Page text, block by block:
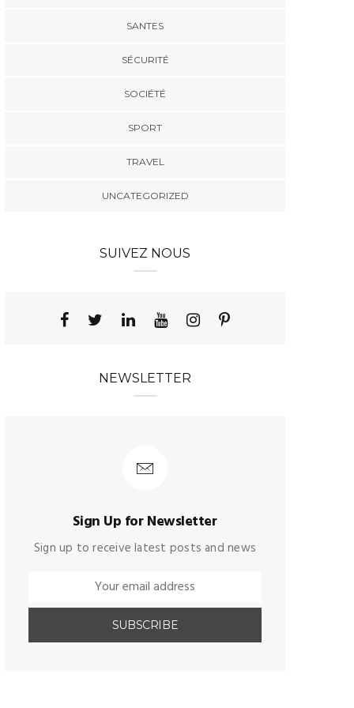
SANTES
SÉCURITÉ
SOCIÉTÉ
SPORT
TRAVEL
UNCATEGORIZED
SUIVEZ NOUS
NEWSLETTER
Sign Up for Newsletter
Sign up to receive latest posts and news